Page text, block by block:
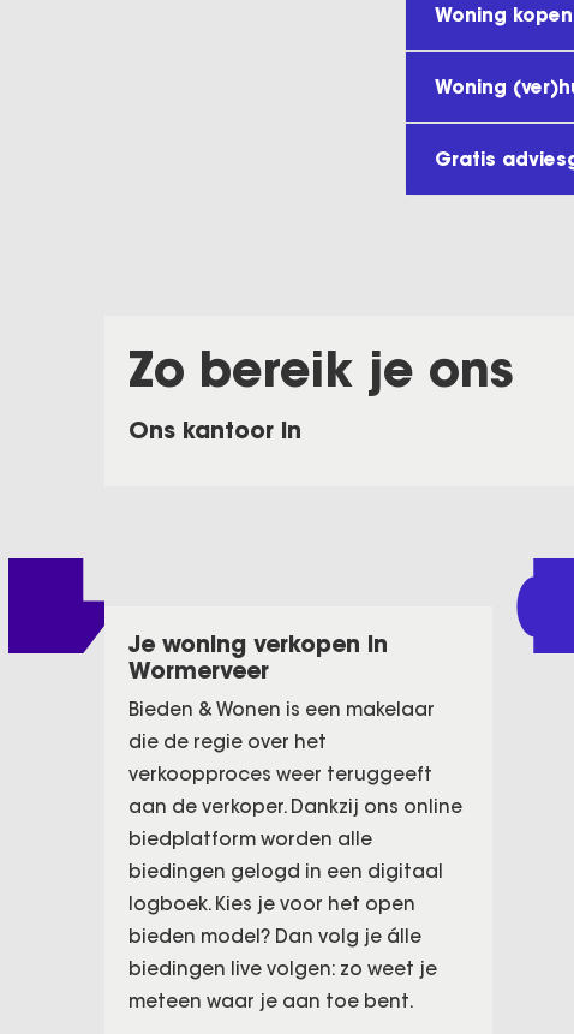
Woning kopen
Woning
Gratis
Zo bereik je ons
Ons kantoor in
Je woning verkopen in
Wormerveer
Bieden & Wonen is een makelaar
die de regie over het
verkoopproces weer teruggeeft
aan de verkoper. Dankzij ons online
biedplatform worden alle
biedingen gelogd in een digitaal
logboek. Kies je voor het open
bieden model? Dan volg je álle
biedingen live volgen: zo weet je
meteen waar je aan toe bent.